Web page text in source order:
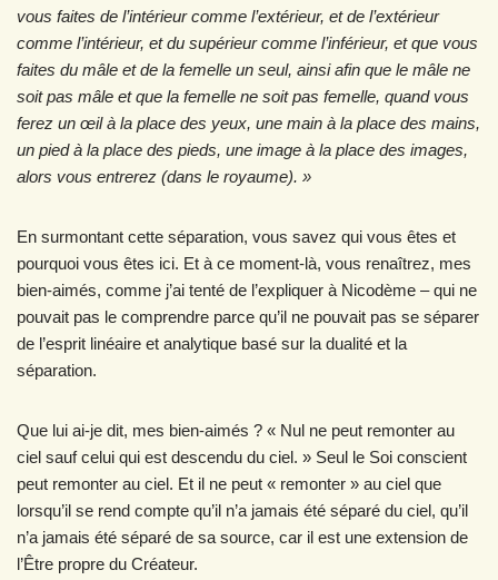
vous faites de l’intérieur comme l’extérieur, et de l’extérieur
comme l’intérieur, et du supérieur comme l’inférieur, et que vous
faites du mâle et de la femelle un seul, ainsi afin que le mâle ne
soit pas mâle et que la femelle ne soit pas femelle, quand vous
ferez un œil à la place des yeux, une main à la place des mains,
un pied à la place des pieds, une image à la place des images,
alors vous entrerez (dans le royaume). »
En surmontant cette séparation, vous savez qui vous êtes et
pourquoi vous êtes ici. Et à ce moment-là, vous renaîtrez, mes
bien-aimés, comme j’ai tenté de l’expliquer à Nicodème – qui ne
pouvait pas le comprendre parce qu’il ne pouvait pas se séparer
de l’esprit linéaire et analytique basé sur la dualité et la
séparation.
Que lui ai-je dit, mes bien-aimés ? « Nul ne peut remonter au
ciel sauf celui qui est descendu du ciel. » Seul le Soi conscient
peut remonter au ciel. Et il ne peut « remonter » au ciel que
lorsqu’il se rend compte qu’il n’a jamais été séparé du ciel, qu’il
n’a jamais été séparé de sa source, car il est une extension de
l’Être propre du Créateur.